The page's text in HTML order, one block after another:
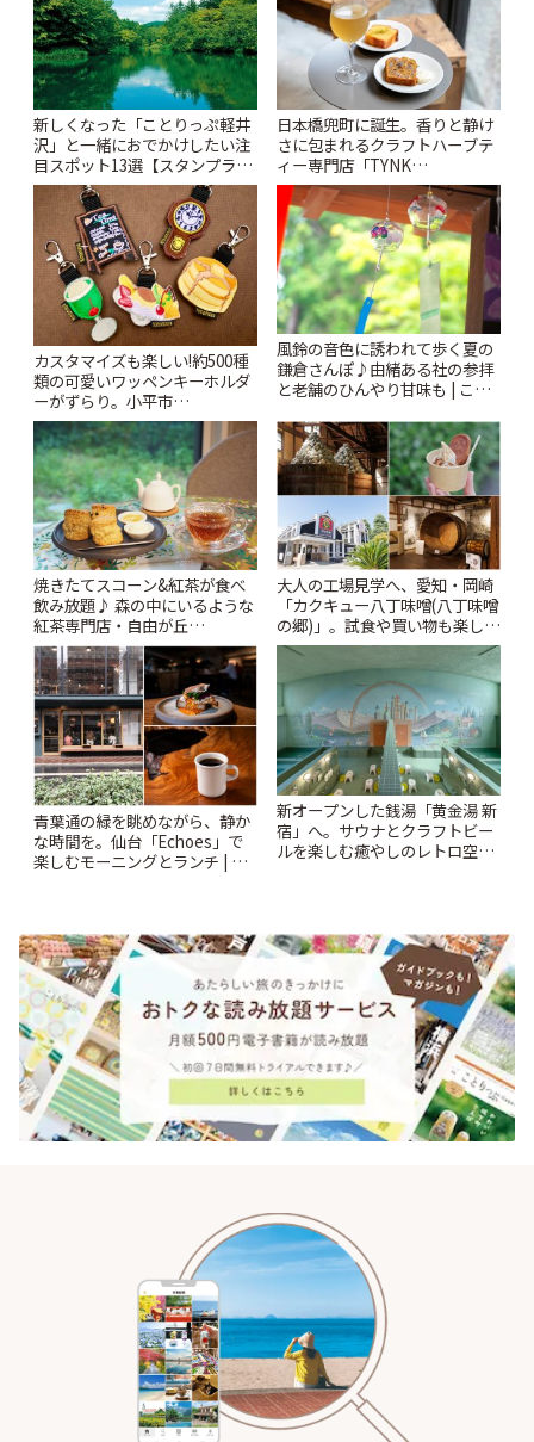
新しくなった「ことりっぷ軽井
沢」と一緒におでかけしたい注
目スポット13選【スタンプラリ
ー開催中】 | ことりっぷ
日本橋兜町に誕生。香りと静け
さに包まれるクラフトハーブテ
ィー専門店「TYNK
Kabutocho」 | ことりっぷ
カスタマイズも楽しい!約500種
類の可愛いワッペンキーホルダ
ーがずらり。小平市
「Kimamaya T&K」 | ことりっ
ぷ
風鈴の音色に誘われて歩く夏の
鎌倉さんぽ♪由緒ある社の参拝
と老舗のひんやり甘味も | こと
焼きたてスコーン&紅茶が食べ
飲み放題♪ 森の中にいるような
紅茶専門店・自由が丘
「YOTSUBA TEA」でのんびり
時間 | ことりっぷ
大人の工場見学へ、愛知・岡崎
「カクキュー八丁味噌(八丁味噌
の郷)」。試食や買い物も楽しみ
♪ | ことりっぷ
青葉通の緑を眺めながら、静か
な時間を。仙台「Echoes」で
楽しむモーニングとランチ | こ
新オープンした銭湯「黄金湯 新
宿」へ。サウナとクラフトビー
ルを楽しむ癒やしのレトロ空間